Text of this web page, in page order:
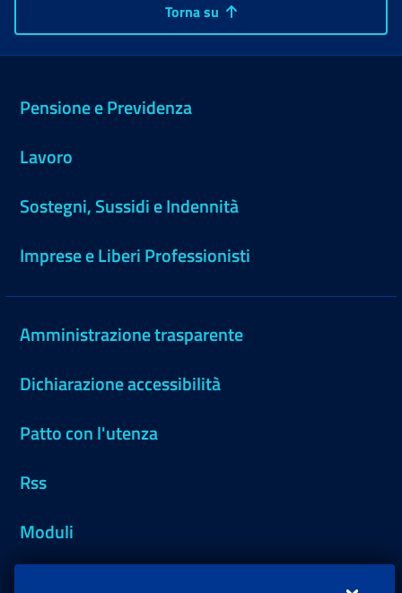
Torna su
Pensione e Previdenza
Lavoro
Sostegni, Sussidi e Indennità
Imprese e Liberi Professionisti
Amministrazione trasparente
Dichiarazione accessibilità
Patto con l'utenza
Rss
Moduli